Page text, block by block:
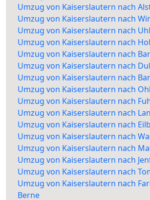
Umzug von Kaiserslautern nach
Umzug von Kaiserslautern nach
Umzug von Kaiserslautern nach
Umzug von Kaiserslautern nach
Umzug von Kaiserslautern nach
Umzug von Kaiserslautern nach
Umzug von Kaiserslautern nach
Umzug von Kaiserslautern nach
Umzug von Kaiserslautern nach
Umzug von Kaiserslautern nach
Umzug von Kaiserslautern nach
Umzug von Kaiserslautern nach
Umzug von Kaiserslautern nach
Umzug von Kaiserslautern nach
Umzug von Kaiserslautern nach
Umzug von Kaiserslautern nach
Berne